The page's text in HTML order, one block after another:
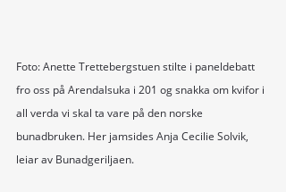
Foto: Anette Trettebergstuen stilte i paneldebatt
fro oss på Arendalsuka i 201 og snakka om kvifor i
all verda vi skal ta vare på den norske
bunadbruken. Her jamsides Anja Cecilie Solvik,
leiar av Bunadgeriljaen.